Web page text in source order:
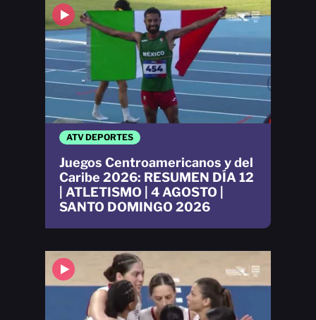
ATV DEPORTES
Juegos Centroamericanos y del
Caribe 2026: RESUMEN DÍA 12
| ATLETISMO | 4 AGOSTO |
SANTO DOMINGO 2026